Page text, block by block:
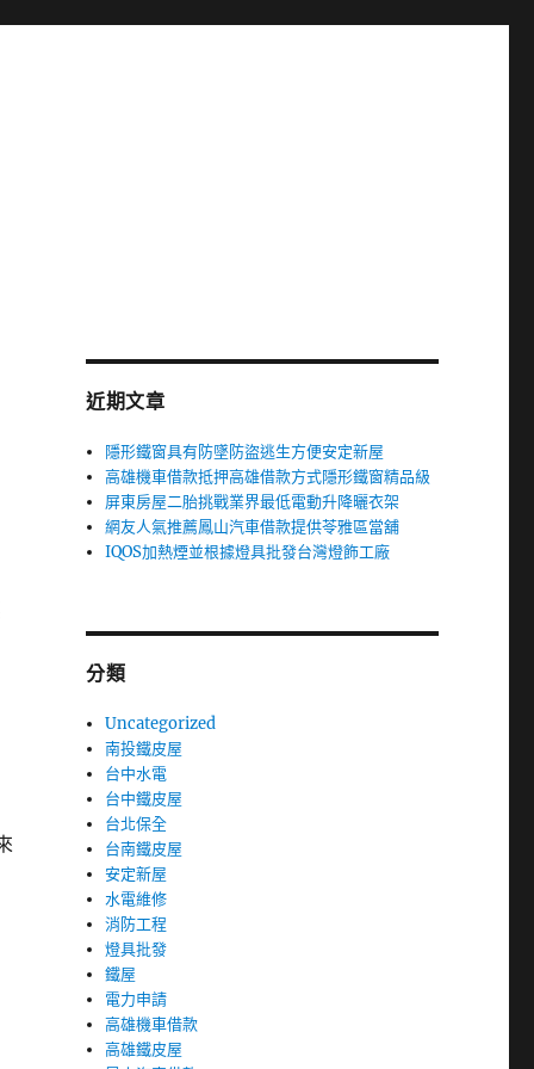
近期文章
隱形鐵窗具有防墜防盜逃生方便安定新屋
高雄機車借款抵押高雄借款方式隱形鐵窗精品級
屏東房屋二胎挑戰業界最低電動升降曬衣架
網友人氣推薦鳳山汽車借款提供苓雅區當舖
IQOS加熱煙並根據燈具批發台灣燈飾工廠
分類
Uncategorized
南投鐵皮屋
台中水電
台中鐵皮屋
台北保全
台南鐵皮屋
安定新屋
水電維修
消防工程
燈具批發
鐵屋
電力申請
高雄機車借款
高雄鐵皮屋